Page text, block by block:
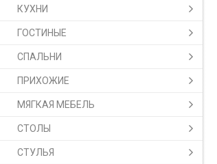
КУХНИ
ГОСТИНЫЕ
СПАЛЬНИ
ПРИХОЖИЕ
МЯГКАЯ МЕБЕЛЬ
СТОЛЫ
СТУЛЬЯ